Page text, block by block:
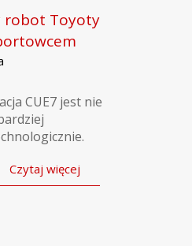
robot Toyoty
CUE7 jest nie
Czytaj więcej